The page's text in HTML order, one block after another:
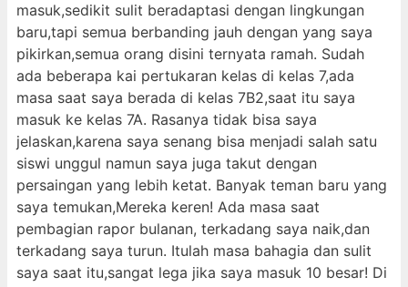
masuk,sedikit sulit beradaptasi dengan lingkungan
baru,tapi semua berbanding jauh dengan yang saya
pikirkan,semua orang disini ternyata ramah. Sudah
ada beberapa kai pertukaran kelas di kelas 7,ada
masa saat saya berada di kelas 7B2,saat itu saya
masuk ke kelas 7A. Rasanya tidak bisa saya
jelaskan,karena saya senang bisa menjadi salah satu
siswi unggul namun saya juga takut dengan
persaingan yang lebih ketat. Banyak teman baru yang
saya temukan,Mereka keren! Ada masa saat
pembagian rapor bulanan, terkadang saya naik,dan
terkadang saya turun. Itulah masa bahagia dan sulit
saya saat itu,sangat lega jika saya masuk 10 besar! Di